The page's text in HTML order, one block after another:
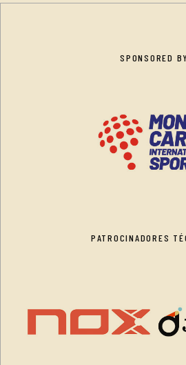
SPONSORED BY
PATROCINADORES